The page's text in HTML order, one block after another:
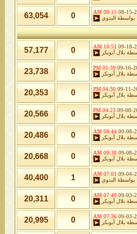
08-15-
09:15 AM
بواسطة
البدوي 0
63,054
09-18-
10:51 AM
بلال أبوبكر 0
57,177
09-16-
01:39 PM
بلال أبوبكر 0
23,738
09-11-
04:30 PM
بلال أبوبكر 0
20,353
09-08-
04:23 PM
بلال أبوبكر 0
20,566
09-08-
09:44 AM
بلال أبوبكر 0
20,486
09-08-
09:38 AM
بلال أبوبكر 0
20,668
09-04-
07:01 AM
بواسطة
البدوي 1
40,400
09-03-
07:49 AM
بلال أبوبكر 0
20,311
09-03-
07:36 AM
بلال أبوبكر 0
20,995